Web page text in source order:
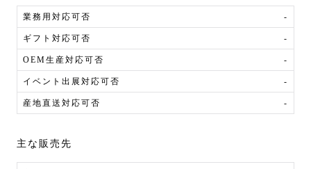
業務用対応可否 -
ギフト対応可否 -
OEM生産対応可否 -
イベント出展対応可否 -
産地直送対応可否 -
主な販売先